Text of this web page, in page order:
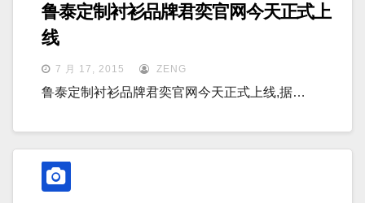
鲁泰定制衬衫品牌君奕官网今天正式上
线
7 月 17, 2015 ZENG
鲁泰定制衬衫品牌君奕官网今天正式上线,据…